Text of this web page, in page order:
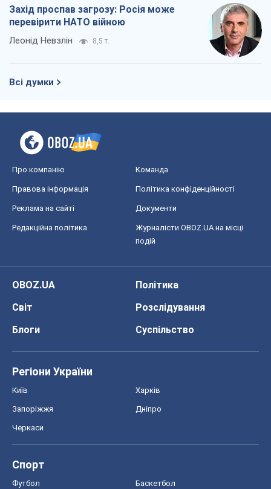
Захід проспав загрозу: Росія може
перевірити НАТО війною
Леонід Невзлін 8,5 т.
Всі думки
Про компанію Команда
Правова інформація Політика конфіденційності
Реклама на сайті Документи
Редакційна політика
Журналісти OBOZ.UA на місці
подій
OBOZ.UA
Політика
Світ
Розслідування
Блоги
Суспільство
Регіони України
Київ Харків
Запоріжжя Дніпро
Черкаси
Спорт
Футбол Баскетбол